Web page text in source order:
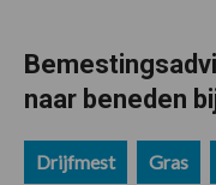
naar beneden
Drijfmest Gras